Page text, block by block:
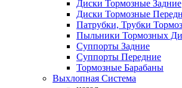
Диски Тормозные Задние
Диски Тормозные
Патрубки, Трубки
Пыльники Тормозных
Суппорты Задние
Суппорты Передние
Тормозные Барабаны
Выхлопная Система